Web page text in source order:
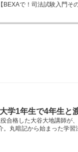
BEXAで！司法試験入門
学1年生で4年生と
合格した大谷大地講師が
。丸暗記から始まった学